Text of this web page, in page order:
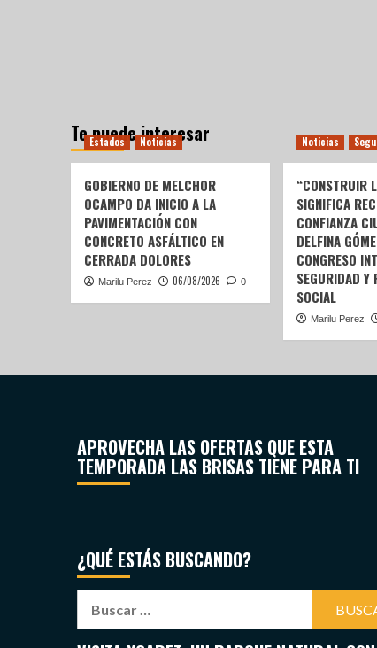
Te puede interesar
Estados Noticias
GOBIERNO DE MELCHOR
OCAMPO DA INICIO A LA
PAVIMENTACIÓN CON
CONCRETO ASFÁLTICO EN
CERRADA DOLORES
Marilu Perez 06/08/2026 0
Noticias
“CONSTRUIR
SIGNIFICA
CONFIANZA
DELFINA
CONGRESO
SEGURIDAD Y
SOCIAL
Marilu Perez
APROVECHA LAS OFERTAS QUE ESTA
TEMPORADA LAS BRISAS TIENE PARA TI
¿QUÉ ESTÁS BUSCANDO?